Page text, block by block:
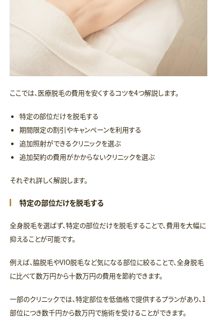
ここでは、医療脱毛の費用を安くするコツを4つ解説します。
特定の部位だけを脱毛する
期間限定の割引やキャンペーンを利用する
追加照射ができるクリニックを選ぶ
追加契約の費用がかからないクリニックを選ぶ
それぞれ詳しく解説します。
特定の部位だけを脱毛する
全身脱毛を選ばず、特定の部位だけを脱毛することで、費用を大幅に
抑えることが可能です。
例えば、脇脱毛やVIO脱毛など気になる部位に絞ることで、全身脱毛
に比べて数万円から十数万円の費用を節約できます。
一部のクリニックでは、特定部位を低価格で提供するプランがあり、1
部位につき数千円から数万円で施術を受けることができます。